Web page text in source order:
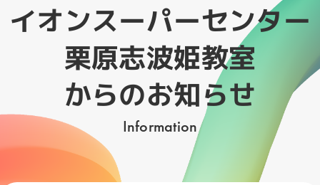
イオンスーパーセンター
栗原志波姫教室
からのお知らせ
Information